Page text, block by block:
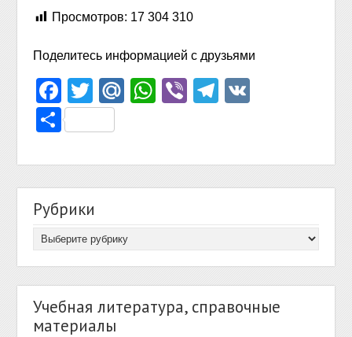
Просмотров: 17 304 310
Поделитесь информацией с друзьями
Facebook
TwitterMail.Ru
WhatsApp
ViberTelegram
Отправить
Рубрики
Учебная литература, справочные
материалы